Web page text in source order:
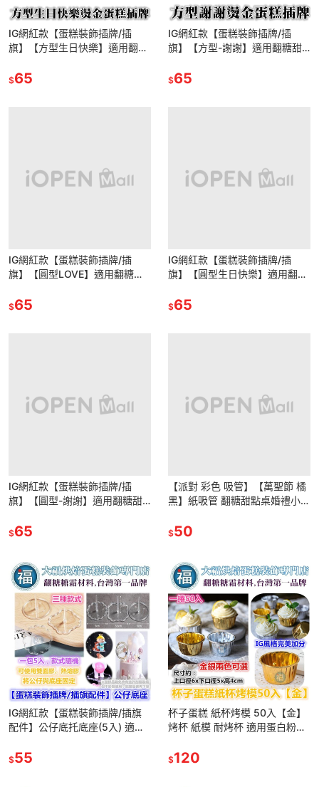
IG網紅款【蛋糕裝飾插牌/插
旗】【方型生日快樂】適用翻糖
照下午茶惠爾通蛋白粉wilton翻
$65
IG網紅款【蛋糕裝飾插牌/插
旗】【方型-謝謝】適用翻糖甜
下午茶惠爾通蛋白粉wilton翻糖
$65
IG網紅款【蛋糕裝飾插牌/插
旗】【圓型LOVE】適用翻糖甜
下午茶惠爾通蛋白粉wilton翻糖
$65
IG網紅款【蛋糕裝飾插牌/插
旗】【圓型生日快樂】適用翻糖
照下午茶惠爾通蛋白粉wilton翻
$65
IG網紅款【蛋糕裝飾插牌/插
旗】【圓型-謝謝】適用翻糖甜
下午茶惠爾通蛋白粉wilton翻糖
$65
【派對 彩色 吸管】【萬聖節 橘
黑】紙吸管 翻糖甜點桌婚禮小物
茶惠爾通翻糖珠光粉泰勒粉
$50
IG網紅款【蛋糕裝飾插牌/插旗
配件】公仔底托底座(5入) 適用
飾拍照下午茶惠爾通蛋白粉
$55
杯子蛋糕 紙杯烤模 50入【金】
烤杯 紙模 耐烤杯 適用蛋白粉色
珠光色粉蕾絲粉金漆銀漆噴槍組
$120